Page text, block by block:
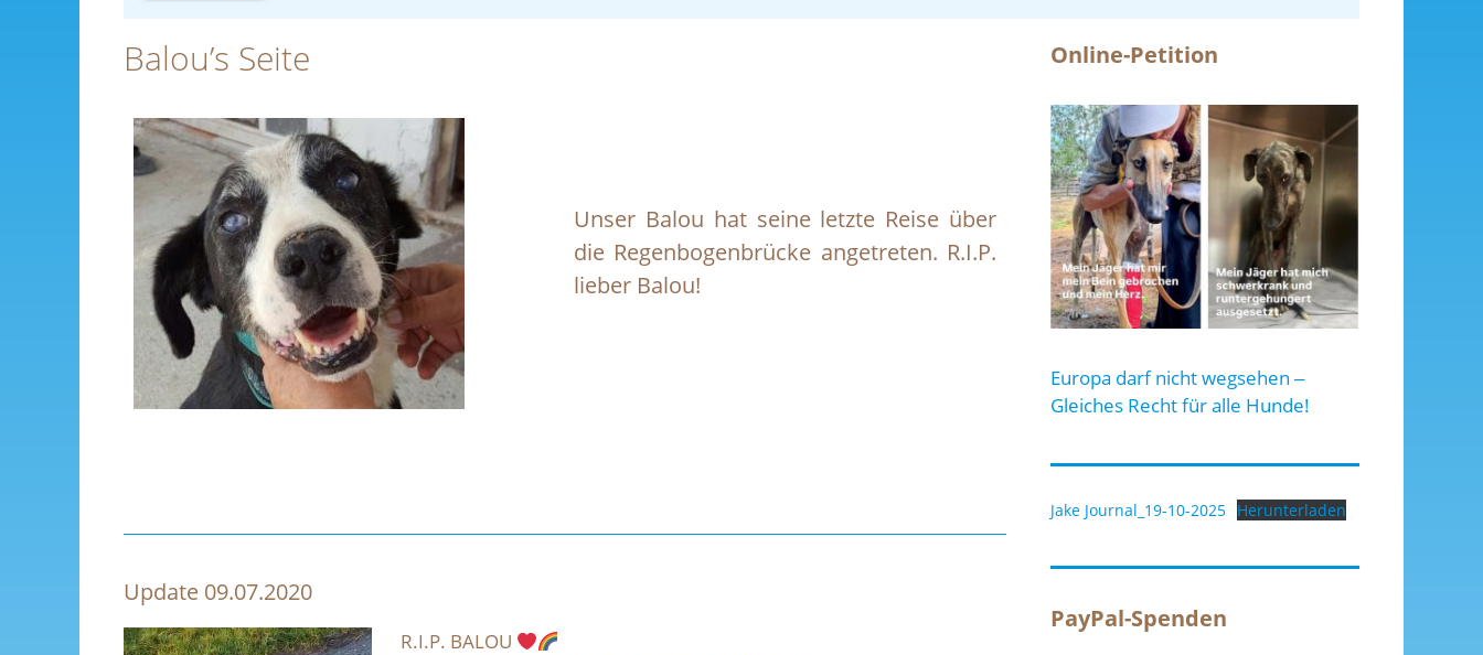
Balou’s Seite
Unser Balou hat seine letzte Reise über
die Regenbogenbrücke angetreten. R.I.P.
lieber Balou!
Update 09.07.2020
R.I.P. BALOU
Online-Petition
Europa darf nicht wegsehen ‒
Gleiches Recht für alle Hunde!
Jake Journal_19-10-2025 Herunterladen
PayPal-Spenden